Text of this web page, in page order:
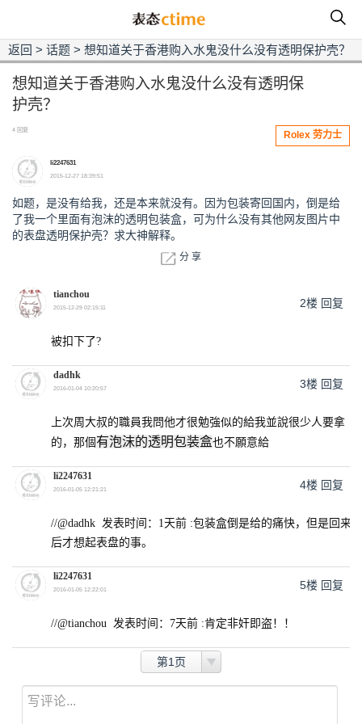
返回 >话题 >想知道关于香港购入水鬼没什么没有透明保护壳？
想知道关于香港购入水鬼没什么没有透明保
护壳？
4 回复 Rolex 劳力士
li2247631
2015-12-27 18:39:51
如题，是没有给我，还是本来就没有。因为包装寄回国内，倒是给
了我一个里面有泡沫的透明包装盒，可为什么没有其他网友图片中
的表盘透明保护壳？求大神解释。
分 享
tianchou
2015-12-29 02:15:11 2楼 回复
被扣下了?
dadhk
2016-01-04 10:20:57 3楼 回复
上次周大叔的職員我問他才很勉強似的給我並說很少人要拿
的，那個有泡沫的透明包装盒也不願意給
li2247631
2016-01-05 12:21:21 4楼 回复
//@dadhk 发表时间：1天前 :包装盒倒是给的痛快，但是回来
后才想起表盘的事。
li2247631
2016-01-05 12:22:01 5楼 回复
//@tianchou 发表时间：7天前 :肯定非奸即盗！！
第1页